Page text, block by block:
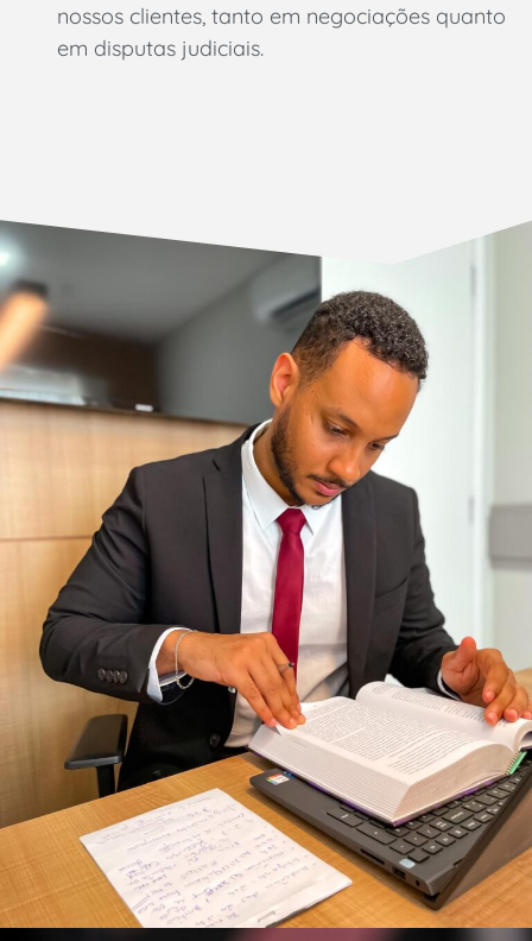
nossos clientes, tanto em negociações quanto
em disputas judiciais.